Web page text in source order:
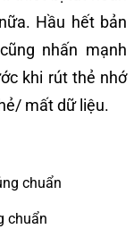
Hầu hết bản
nhấn mạnh
khi rút thẻ nhớ
mất dữ liệu.
chuẩn